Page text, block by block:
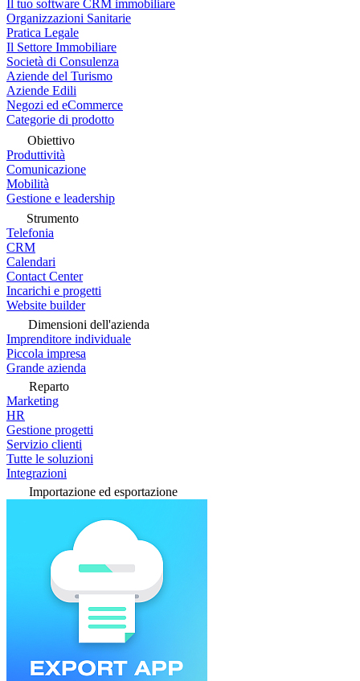
Il tuo software CRM immobiliare
Organizzazioni Sanitarie
Pratica Legale
Il Settore Immobiliare
Società di Consulenza
Aziende del Turismo
Aziende Edili
Negozi ed eCommerce
Categorie di prodotto
Obiettivo
Produttività
Comunicazione
Mobilità
Gestione e leadership
Strumento
Telefonia
CRM
Calendari
Contact Center
Incarichi e progetti
Website builder
Dimensioni dell'azienda
Imprenditore individuale
Piccola impresa
Grande azienda
Reparto
Marketing
HR
Gestione progetti
Servizio clienti
Tutte le soluzioni
Integrazioni
Importazione ed esportazione